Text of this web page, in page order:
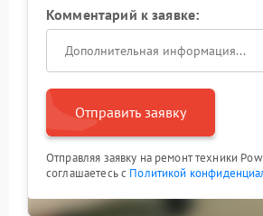
Комментарий к заявке:
Отправить заявку
Отправляя заявку на ремонт техники
соглашаетесь с Политикой